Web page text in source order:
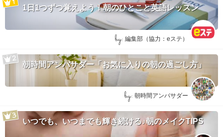
1日1つずつ覚えよう！朝のひとこと英語レッスン
by: 編集部（協力：eステ）
朝時間アンバサダー「お気に入りの朝の過ごし方」
by: 朝時間アンバサダー
いつでも、いつまでも輝き続ける♪朝のメイクTIPS